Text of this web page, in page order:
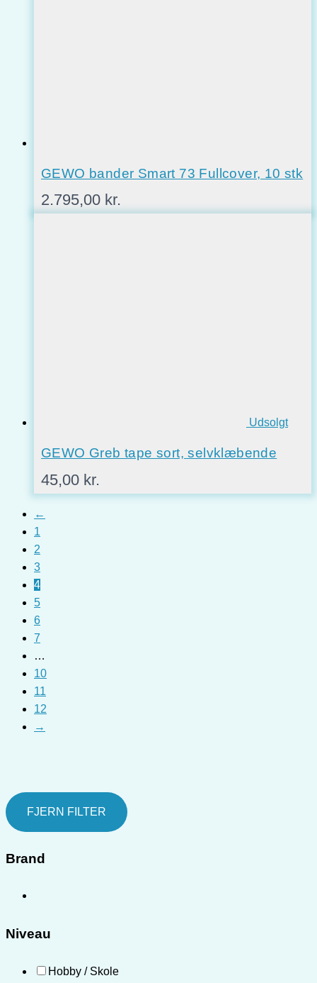
FJERN FILTER
Brand
Niveau
Hobby / Skole
GEWO bander Smart 73 Fullcover, 10 stk
2.795,00 kr.
Udsolgt
GEWO Greb tape sort, selvklæbende
45,00 kr.
←
1
2
3
4
5
6
7
…
10
11
12
→